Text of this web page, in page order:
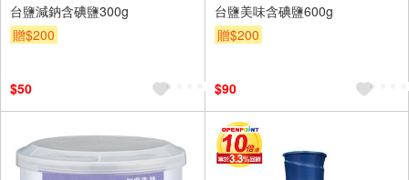
台鹽減鈉含碘鹽300g
贈$200
$50
台鹽美味含碘鹽600g
贈$200
$90